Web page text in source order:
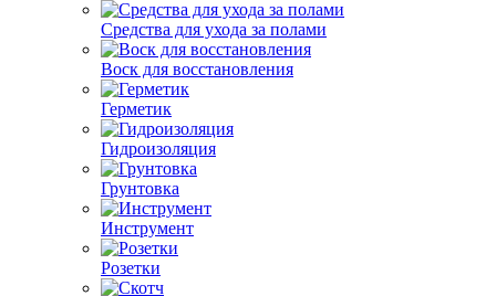
Средства для ухода за полами
Воск для восстановления
Герметик
Гидроизоляция
Грунтовка
Инструмент
Розетки